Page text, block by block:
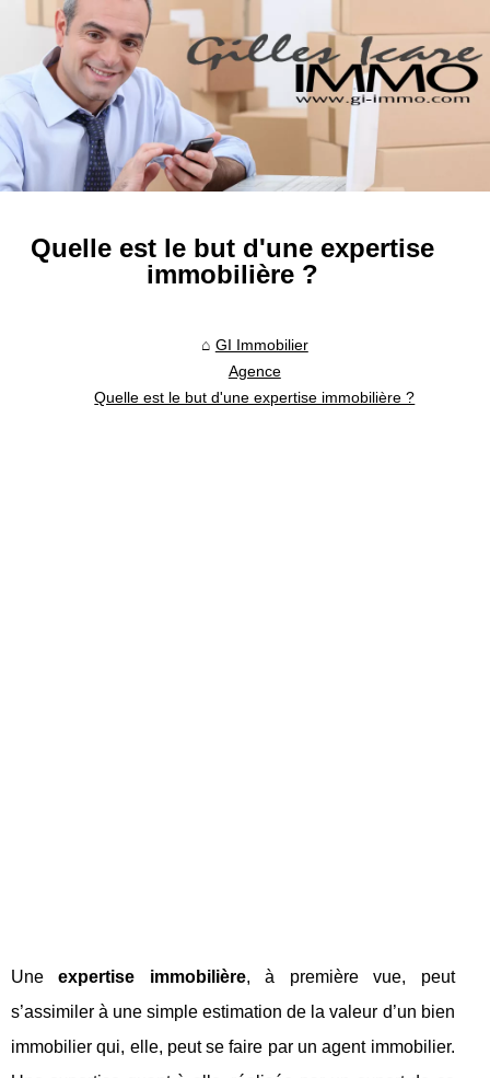
Quelle est le but d'une expertise
immobilière ?
GI Immobilier
Agence
Quelle est le but d'une expertise immobilière ?
Uneexpertise immobilière, à première vue, peut
s’assimiler à une simple estimation de la valeur d’un bien
immobilier qui, elle, peut se faire par un agent immobilier.